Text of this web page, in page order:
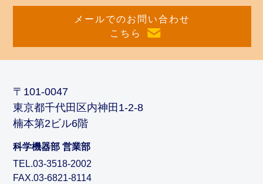
メールでのお問い合わせ
こちら
〒101-0047
東京都千代田区内神田1-2-8
楠本第2ビル6階
科学機器部 営業部
TEL.03-3518-2002
FAX.03-6821-8114